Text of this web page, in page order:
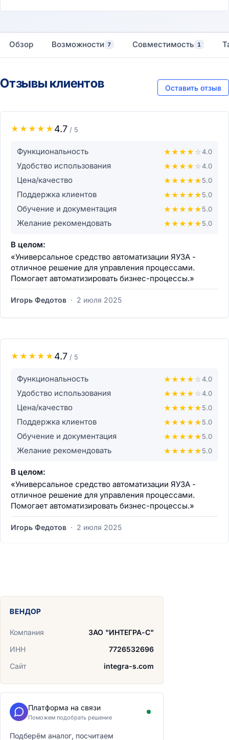
Обзор Возможности 7 Совместимость 1
Отзывы клиентов Оставить отзыв
★ ★ ★ ★ ★ 4.7 / 5
Функциональность ★★★★ ☆4.0
Удобство использования ★★★★ ☆4.0
Цена/качество ★★★★★5.0
Поддержка клиентов ★★★★★5.0
Обучение и документация ★★★★★5.0
Желание рекомендовать ★★★★★5.0
В целом:
«Универсальное средство автоматизации ЯУЗА -
отличное решение для управления процессами.
Помогает автоматизировать бизнес-процессы.»
Игорь Федотов · 2 июля 2025
★ ★ ★ ★ ★ 4.7 / 5
Функциональность ★★★★ ☆4.0
Удобство использования ★★★★ ☆4.0
Цена/качество ★★★★★5.0
Поддержка клиентов ★★★★★5.0
Обучение и документация ★★★★★5.0
Желание рекомендовать ★★★★★5.0
В целом:
«Универсальное средство автоматизации ЯУЗА -
отличное решение для управления процессами.
Помогает автоматизировать бизнес-процессы.»
Игорь Федотов · 2 июля 2025
ВЕНДОР
Компания
ЗАО "ИНТЕГРА-С"
ИНН
7726532696
Сайт
integra-s.com
Платформа на связи
Поможем подобрать решение
Подберём аналог, посчитаем